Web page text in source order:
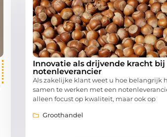
Innovatie als drijvende kracht
notenleverancier
Als zakelijke klant weet u hoe belangrijk
samen te werken met een
alleen focust op kwaliteit, maar ook op
Groothandel